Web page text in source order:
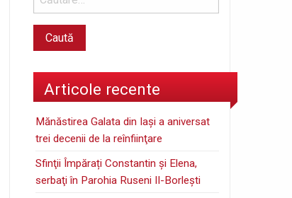
Articole recente
Mănăstirea Galata din Iaşi a aniversat
trei decenii de la reînfiinţare
Sfinţii Împărați Constantin și Elena,
serbaţi în Parohia Ruseni II-Borleşti